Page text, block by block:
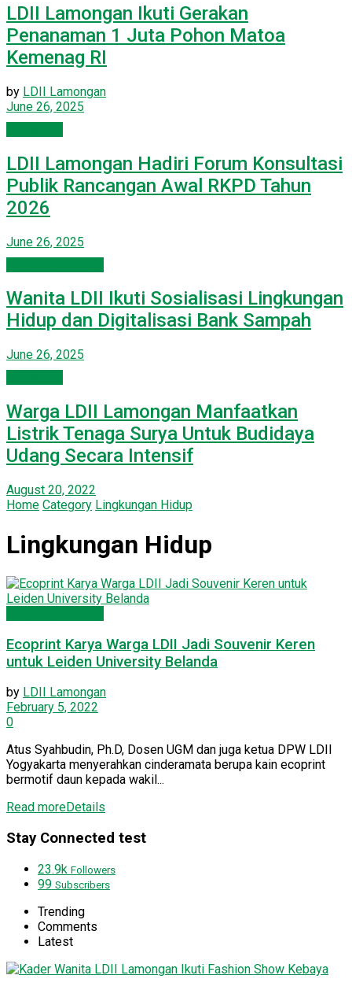
LDII Lamongan Ikuti Gerakan
Penanaman 1 Juta Pohon Matoa
Kemenag RI
by LDII Lamongan
June 26, 2025
LDII Lamongan Hadiri Forum Konsultasi
Publik Rancangan Awal RKPD Tahun
2026
June 26, 2025
Wanita LDII Ikuti Sosialisasi Lingkungan
Hidup dan Digitalisasi Bank Sampah
June 26, 2025
Warga LDII Lamongan Manfaatkan
Listrik Tenaga Surya Untuk Budidaya
Udang Secara Intensif
August 20, 2022
Home Category Lingkungan Hidup
Lingkungan Hidup
Ecoprint Karya Warga LDII Jadi Souvenir Keren
untuk Leiden University Belanda
by LDII Lamongan
February 5, 2022
0
Atus Syahbudin, Ph.D, Dosen UGM dan juga ketua DPW LDII
Yogyakarta menyerahkan cinderamata berupa kain ecoprint
bermotif daun kepada wakil...
Read moreDetails
Stay Connected test
23.9k Followers
99 Subscribers
Trending
Comments
Latest